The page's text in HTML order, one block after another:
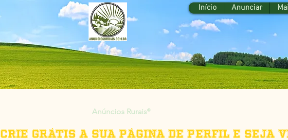
Anúncios Rurais®
Início Anunciar
Crie grátis a sua página de perfil e seja